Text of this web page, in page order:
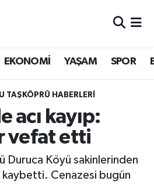
EKONOMİ YAŞAM SPOR
TAŞKÖPRÜ HABERLERI
acı kayıp:
vefat etti
Duruca Köyü sakinlerinden
kaybetti. Cenazesi bugün
Edenler